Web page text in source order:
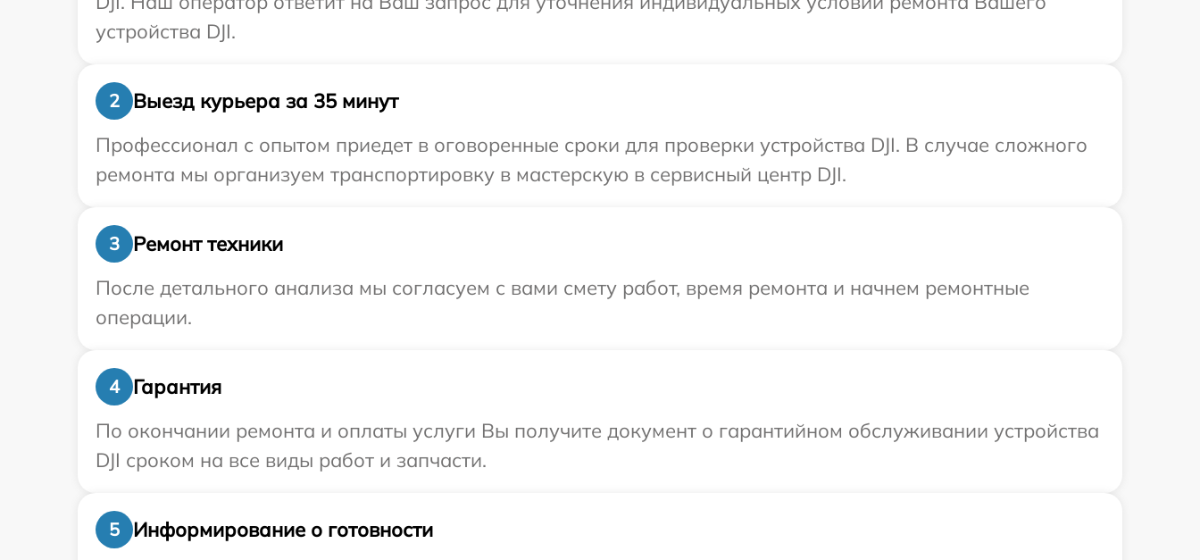
устройства DJI.
2
Выезд курьера за 35 минут
Профессионал с опытом приедет в оговоренные сроки для проверки устройства DJI. В случае сложного
ремонта мы организуем транспортировку в мастерскую в сервисный центр DJI.
3
Ремонт техники
После детального анализа мы согласуем с вами смету работ, время ремонта и начнем ремонтные
операции.
4
Гарантия
По окончании ремонта и оплаты услуги Вы получите документ о гарантийном обслуживании устройства
DJI сроком на все виды работ и запчасти.
5
Информирование о готовности